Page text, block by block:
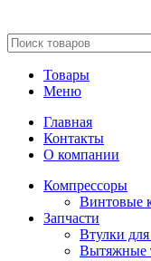
Товары
Меню
Главная
Контакты
О компании
Компрессоры
Винтовые
Запчасти
Втулки
Вытяжные